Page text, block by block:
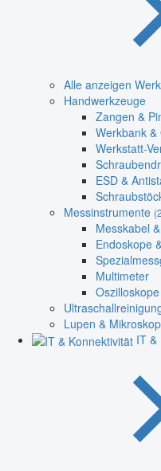
Alle anzeigen
Handwerkzeuge
Zangen &
Werkbank &
Werkstatt-
ESD &
Messinstrumente
Messkabel
Endoskope
Multimeter
Oszilloskope
Lupen &
IT &